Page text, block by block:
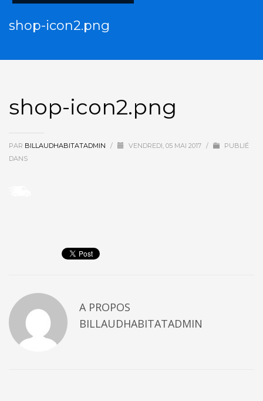
shop-icon2.png
shop-icon2.png
PAR BILLAUDHABITATADMIN / VENDREDI, 05 MAI 2017 /
PUBLIÉ
DANS
A PROPOS
BILLAUDHABITATADMIN